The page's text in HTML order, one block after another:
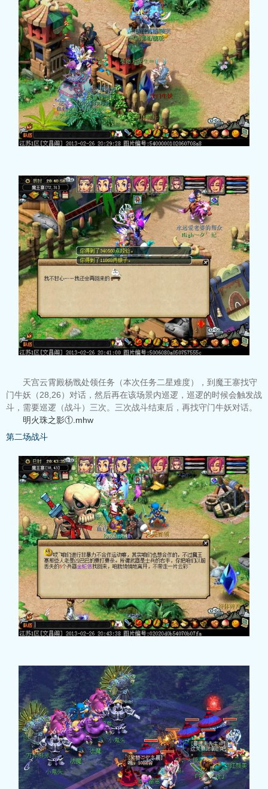
天宫云霄殿杨戬处领任务（本次任务二星难度），到魔王寨找守
门牛妖（28,26）对话，然后再在该场景内巡逻，巡逻的时候会触发战
斗，需要巡逻（战斗）三次。三次战斗结束后，再找守门牛妖对话。
明火珠之影①.mhw
第二场战斗